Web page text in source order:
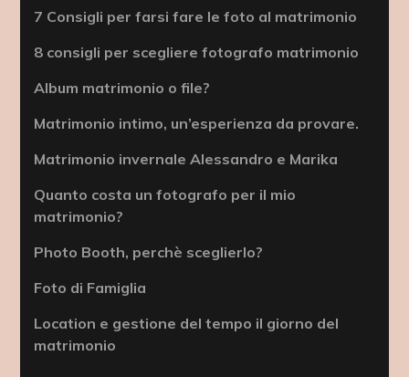
7 Consigli per farsi fare le foto al matrimonio
8 consigli per scegliere fotografo matrimonio
Album matrimonio o file?
Matrimonio intimo, un’esperienza da provare.
Matrimonio invernale Alessandro e Marika
Quanto costa un fotografo per il mio
matrimonio?
Photo Booth, perchè sceglierlo?
Foto di Famiglia
Location e gestione del tempo il giorno del
matrimonio